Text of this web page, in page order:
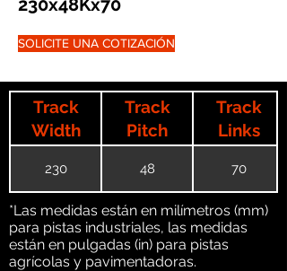
230x48Kx70
SOLICITE UNA COTIZACIÓN
Track
Width
Track
Pitch
Track
Links
230 48 70
*Las medidas están en milímetros (mm)
para pistas industriales, las medidas
están en pulgadas (in) para pistas
agrícolas y pavimentadoras.